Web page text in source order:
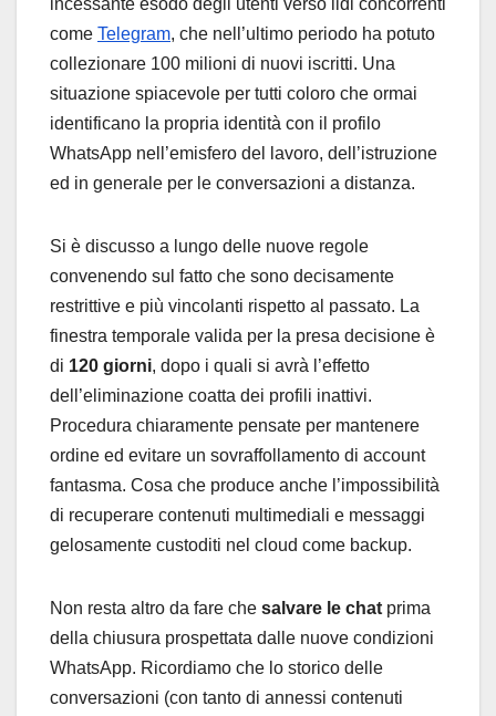
come Telegram, che nell’ultimo periodo ha potuto
collezionare 100 milioni di nuovi iscritti. Una
situazione spiacevole per tutti coloro che ormai
identificano la propria identità con il profilo
WhatsApp nell’emisfero del lavoro, dell’istruzione
ed in generale per le conversazioni a distanza.
Si è discusso a lungo delle nuove regole
convenendo sul fatto che sono decisamente
restrittive e più vincolanti rispetto al passato. La
finestra temporale valida per la presa decisione è
di 120 giorni, dopo i quali si avrà l’effetto
dell’eliminazione coatta dei profili inattivi.
Procedura chiaramente pensate per mantenere
ordine ed evitare un sovraffollamento di account
fantasma. Cosa che produce anche l’impossibilità
di recuperare contenuti multimediali e messaggi
gelosamente custoditi nel cloud come backup.
Non resta altro da fare che salvare le chat prima
della chiusura prospettata dalle nuove condizioni
WhatsApp. Ricordiamo che lo storico delle
conversazioni (con tanto di annessi contenuti